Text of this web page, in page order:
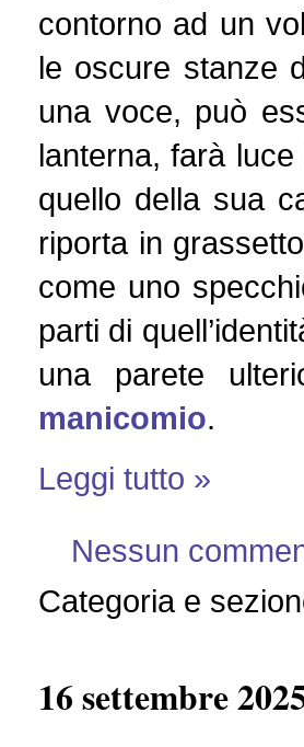
contorno ad un
le oscure stanze
una voce, può
lanterna, farà
quello della sua
riporta in
come uno
parti di
una parete
manicomio.
Leggi tutto »
Nessun
Categoria e
16 settembre